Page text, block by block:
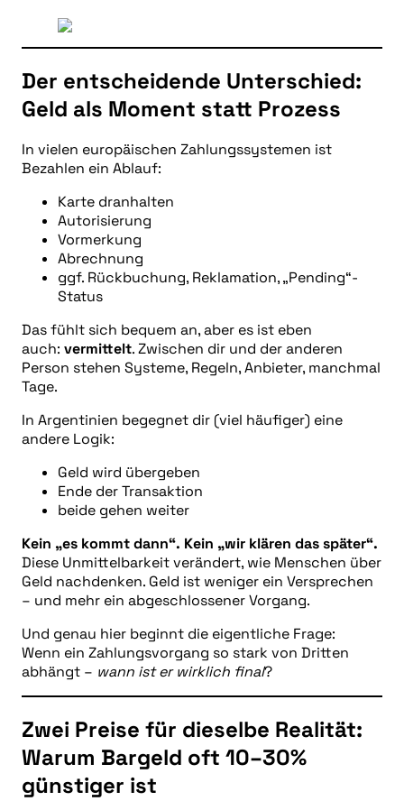
Der entscheidende Unterschied:
Geld als Moment statt Prozess
In vielen europäischen Zahlungssystemen ist
Bezahlen ein Ablauf:
Karte dranhalten
Autorisierung
Vormerkung
Abrechnung
ggf. Rückbuchung, Reklamation, „Pending“-
Status
Das fühlt sich bequem an, aber es ist eben
auch: vermittelt. Zwischen dir und der anderen
Person stehen Systeme, Regeln, Anbieter, manchmal
Tage.
In Argentinien begegnet dir (viel häufiger) eine
andere Logik:
Geld wird übergeben
Ende der Transaktion
beide gehen weiter
Kein „es kommt dann“. Kein „wir klären das später“.
Diese Unmittelbarkeit verändert, wie Menschen über
Geld nachdenken. Geld ist weniger ein Versprechen
– und mehr ein abgeschlossener Vorgang.
Und genau hier beginnt die eigentliche Frage:
Wenn ein Zahlungsvorgang so stark von Dritten
abhängt – wann ist er wirklich final?
Zwei Preise für dieselbe Realität:
Warum Bargeld oft 10–30%
günstiger ist